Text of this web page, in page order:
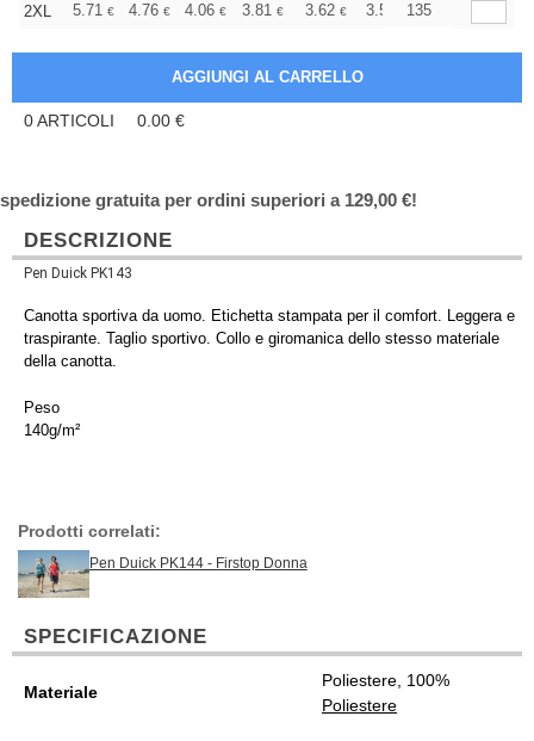
2XL
5.71 € 4.76 € 4.06 € 3.81 € 3.62 € 3.58 135
0ARTICOLI 0.00 €
spedizione gratuita per ordini superiori a 129,00 €!
DESCRIZIONE
Pen Duick PK143
Canotta sportiva da uomo. Etichetta stampata per il comfort. Leggera e
traspirante. Taglio sportivo. Collo e giromanica dello stesso materiale
della canotta.
Peso
140g/m²
Prodotti correlati:
Pen Duick PK144 - Firstop Donna
SPECIFICAZIONE
Materiale
Poliestere, 100%
Poliestere